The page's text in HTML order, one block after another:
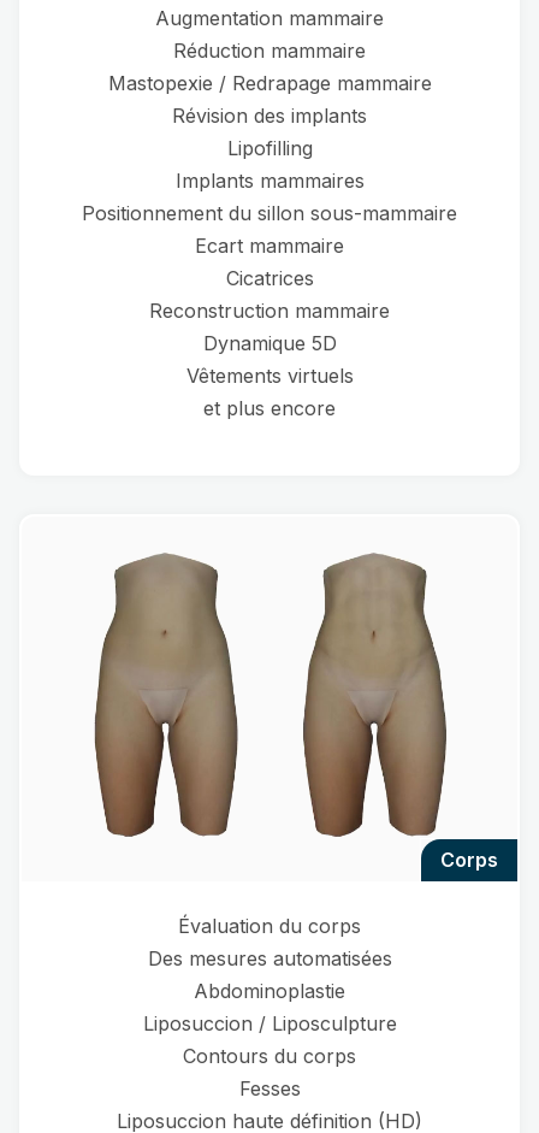
Augmentation mammaire
Réduction mammaire
Mastopexie / Redrapage mammaire
Révision des implants
Lipofilling
Implants mammaires
Positionnement du sillon sous-mammaire
Ecart mammaire
Cicatrices
Reconstruction mammaire
Dynamique 5D
Vêtements virtuels
et plus encore
corps
Évaluation du corps
Des mesures automatisées
Abdominoplastie
Liposuccion / Liposculpture
Contours du corps
Fesses
Liposuccion haute définition (HD)